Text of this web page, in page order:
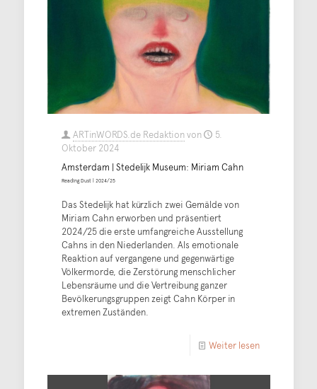
ARTinWORDS.de Redaktionvon
5.
Oktober 2024
Amsterdam | Stedelijk Museum: Miriam Cahn
Reading Dust | 2024/25
Das Stedelijk hat kürzlich zwei Gemälde von
Miriam Cahn erworben und präsentiert
2024/25 die erste umfangreiche Ausstellung
Cahns in den Niederlanden. Als emotionale
Reaktion auf vergangene und gegenwärtige
Völkermorde, die Zerstörung menschlicher
Lebensräume und die Vertreibung ganzer
Bevölkerungsgruppen zeigt Cahn Körper in
extremen Zuständen.
Weiter lesen